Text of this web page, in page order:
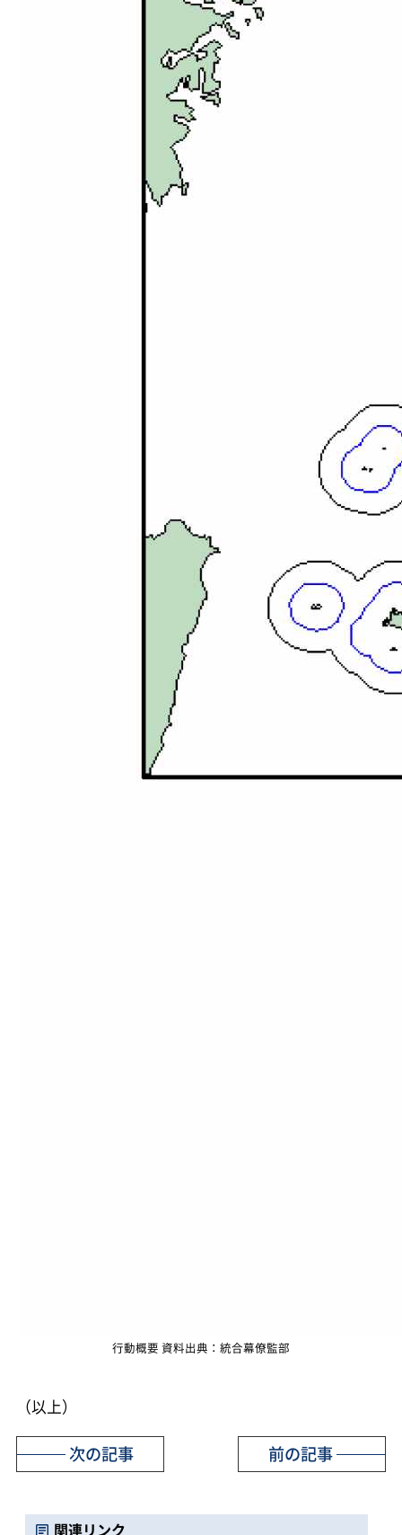
行動概要 資料出典：統合幕僚監部
（以上）
前の記事
次の記事
関連リンク